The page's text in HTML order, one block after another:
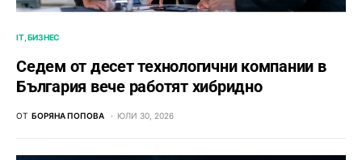
IT БИЗНЕС
Седем от десет технологични компании в
България вече работят хибридно
ОТ БОРЯНА ПОПОВА ЮЛИ 30, 2026